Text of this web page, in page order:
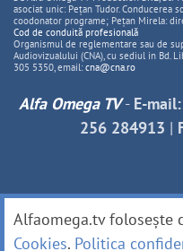
asociat unic: Pețan Tudor. Conducerea
coodonator programe; Pețan Mirela:
Cod de conduită profesională
Organismul de reglementare sau de
Audiovizualului (CNA), cu sediul in Bd.
305 5350, email: cna@cna.ro
Alfa Omega TV- E-mail:
256 284913 |
Alfaomega.tv folosește
Cookies. Politica